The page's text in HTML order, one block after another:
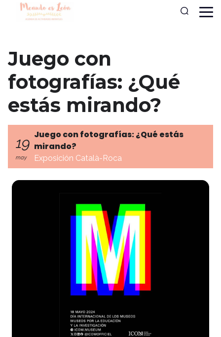
Juego con
fotografías: ¿Qué
estás mirando?
19
may
Juego con fotografías: ¿Qué estás
mirando?
Exposición Català-Roca